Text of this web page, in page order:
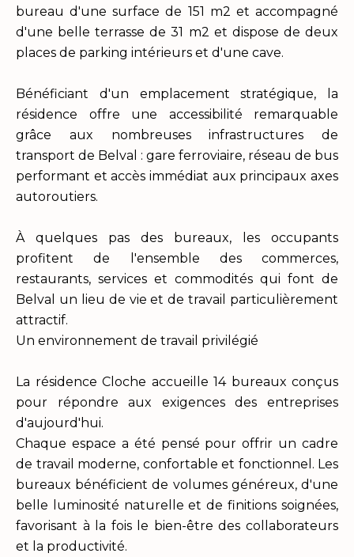
bureau d'une surface de 151 m2 et accompagné
d'une belle terrasse de 31 m2 et dispose de deux
places de parking intérieurs et d'une cave.
Bénéficiant d'un emplacement stratégique, la
résidence offre une accessibilité remarquable
grâce aux nombreuses infrastructures de
transport de Belval : gare ferroviaire, réseau de bus
performant et accès immédiat aux principaux axes
autoroutiers.
À quelques pas des bureaux, les occupants
profitent de l'ensemble des commerces,
restaurants, services et commodités qui font de
Belval un lieu de vie et de travail particulièrement
attractif.
Un environnement de travail privilégié
La résidence Cloche accueille 14 bureaux conçus
pour répondre aux exigences des entreprises
d'aujourd'hui.
Chaque espace a été pensé pour offrir un cadre
de travail moderne, confortable et fonctionnel. Les
bureaux bénéficient de volumes généreux, d'une
belle luminosité naturelle et de finitions soignées,
favorisant à la fois le bien-être des collaborateurs
et la productivité.